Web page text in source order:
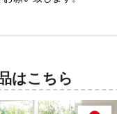
はこちら